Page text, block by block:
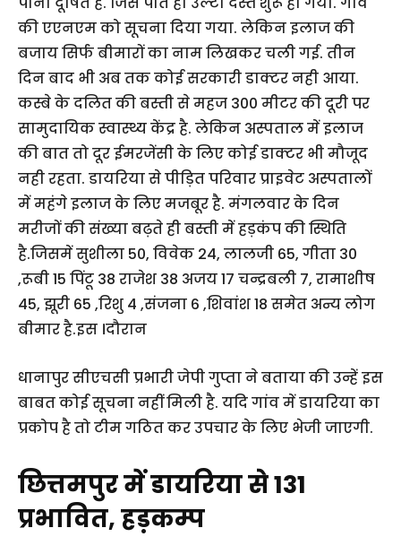
की एएनएम को सूचना दिया गया. लेकिन इलाज की
बजाय सिर्फ बीमारों का नाम लिखकर चली गई. तीन
दिन बाद भी अब तक कोई सरकारी डाक्टर नही आया.
कस्बे के दलित की बस्ती से महज 300 मीटर की दूरी पर
सामुदायिक स्वास्थ्य केंद्र है. लेकिन अस्पताल में इलाज
की बात तो दूर ईमरजेंसी के लिए कोई डाक्टर भी मौजूद
नही रहता. डायरिया से पीड़ित परिवार प्राइवेट अस्पतालों
में महंगे इलाज के लिए मजबूर है. मंगलवार के दिन
मरीजों की संख्या बढ़ते ही बस्ती में हड़कंप की स्थिति
है.जिसमें सुशीला 50, विवेक 24, लालजी 65, गीता 30
,रूबी 15 पिंटू 38 राजेश 38 अजय 17 चन्द्रबली 7, रामाशीष
45, झूरी 65 ,रिशु 4 ,संजना 6 ,शिवांश 18 समेत अन्य लोग
बीमार है.इस ।दौरान
धानापुर सीएचसी प्रभारी जेपी गुप्ता ने बताया की उन्हें इस
बाबत कोई सूचना नहीं मिली है. यदि गांव में डायरिया का
प्रकोप है तो टीम गठित कर उपचार के लिए भेजी जाएगी.
छित्तमपुर में डायरिया से 131
प्रभावित, हड़कम्प